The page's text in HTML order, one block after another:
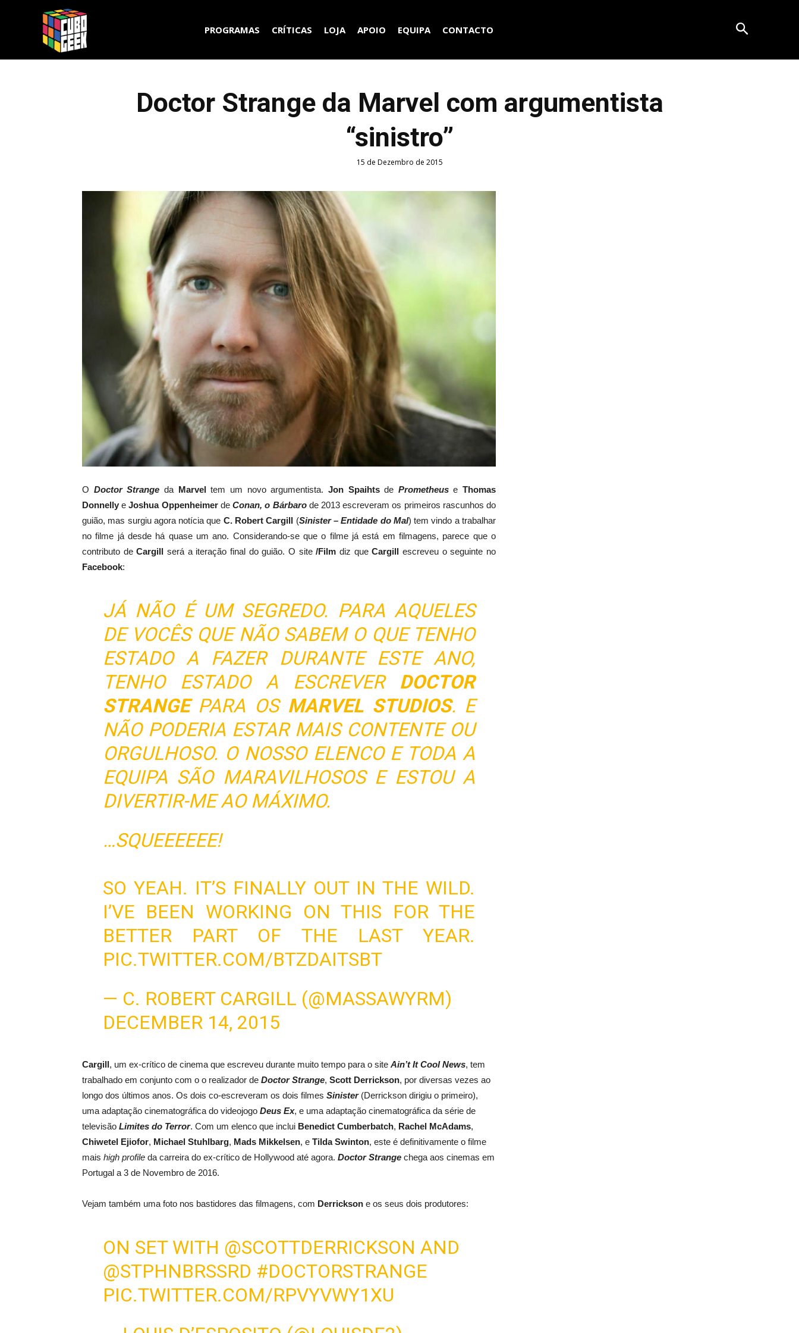
PROGRAMAS CRÍTICAS LOJA APOIO EQUIPA CONTACTO
Doctor Strange da Marvel com argumentista
“sinistro”
15 de Dezembro de 2015
O Doctor Strange da Marvel tem um novo argumentista. Jon Spaihtsde Prometheus e Thomas
Donnelly e Joshua Oppenheimer de Conan, o Bárbaro de 2013 escreveram os primeiros rascunhos do
guião, mas surgiu agora notícia que C. Robert Cargill (Sinister – Entidade do Mal)tem vindo a trabalhar
no filme já desde há quase um ano. Considerando-se que o filme já está em filmagens, parece queo
contributo de Cargill será a iteração final do guião. O site/Film diz que Cargill escreveu o seguinte no
Facebook:
JÁ NÃO É UM SEGREDO. PARA AQUELES
DE VOCÊS QUE NÃO SABEM O QUE TENHO
ESTADO A FAZER DURANTE ESTE ANO,
TENHO ESTADO A ESCREVER DOCTOR
STRANGEPARA OS MARVEL STUDIOS. E
NÃO PODERIA ESTAR MAIS CONTENTE OU
ORGULHOSO. O NOSSO ELENCO E TODA A
EQUIPA SÃO MARAVILHOSOS E ESTOU A
DIVERTIR-ME AO MÁXIMO.
…SQUEEEEEE!
SO YEAH. IT’S FINALLY OUT IN THE WILD.
I’VE BEEN WORKING ON THIS FOR THE
BETTER PART OF THE LAST YEAR.
PIC.TWITTER.COM/BTZDAITSBT
— C. ROBERT CARGILL (@MASSAWYRM)
DECEMBER 14, 2015
Cargill, um ex-crítico de cinema que escreveu durante muito tempo para o site Ain’t It Cool News, tem
trabalhado em conjunto com o o realizador de Doctor Strange, Scott Derrickson, por diversas vezes ao
longo dos últimos anos. Os dois co-escreveram os dois filmes Sinister (Derrickson dirigiu o primeiro),
uma adaptação cinematográfica do videojogo Deus Ex, e uma adaptação cinematográfica da série de
televisão Limites do Terror. Com um elenco que inclui Benedict Cumberbatch, Rachel McAdams,
Chiwetel Ejiofor, Michael Stuhlbarg, Mads Mikkelsen, e Tilda Swinton, este é definitivamente o filme
mais high profile da carreira do ex-crítico de Hollywood até agora. Doctor Strange chega aos cinemas em
Portugal a 3 de Novembro de 2016.
Vejam também uma foto nos bastidores das filmagens, com Derrickson e os seus dois produtores:
ON SET WITH @SCOTTDERRICKSON AND
@STPHNBRSSRD #DOCTORSTRANGE
PIC.TWITTER.COM/RPVYVWY1XU